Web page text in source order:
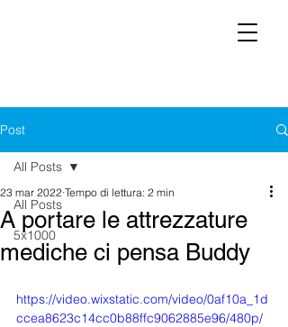
Post
All Posts
5x1000
All Posts
A portare le attrezzature
mediche ci pensa Buddy
23 mar 2022 Tempo di lettura: 2 min
https://video.wixstatic.com/video/0af10a_1d
ccea8623c14cc0b88ffc9062885e96/480p/